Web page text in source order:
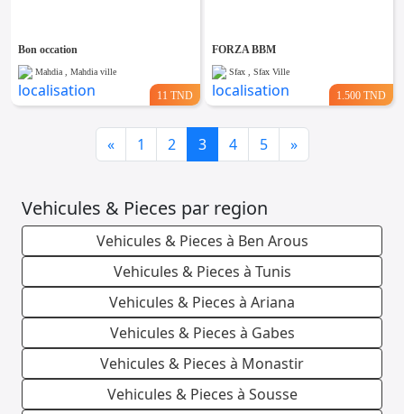
Bon occation
Mahdia , Mahdia ville
11 TND
FORZA BBM
Sfax , Sfax Ville
1.500 TND
«Previous
1 2 3 4 5 »Next
Vehicules & Pieces par region
Vehicules & Pieces à Ben Arous
Vehicules & Pieces à Tunis
Vehicules & Pieces à Ariana
Vehicules & Pieces à Gabes
Vehicules & Pieces à Monastir
Vehicules & Pieces à Sousse